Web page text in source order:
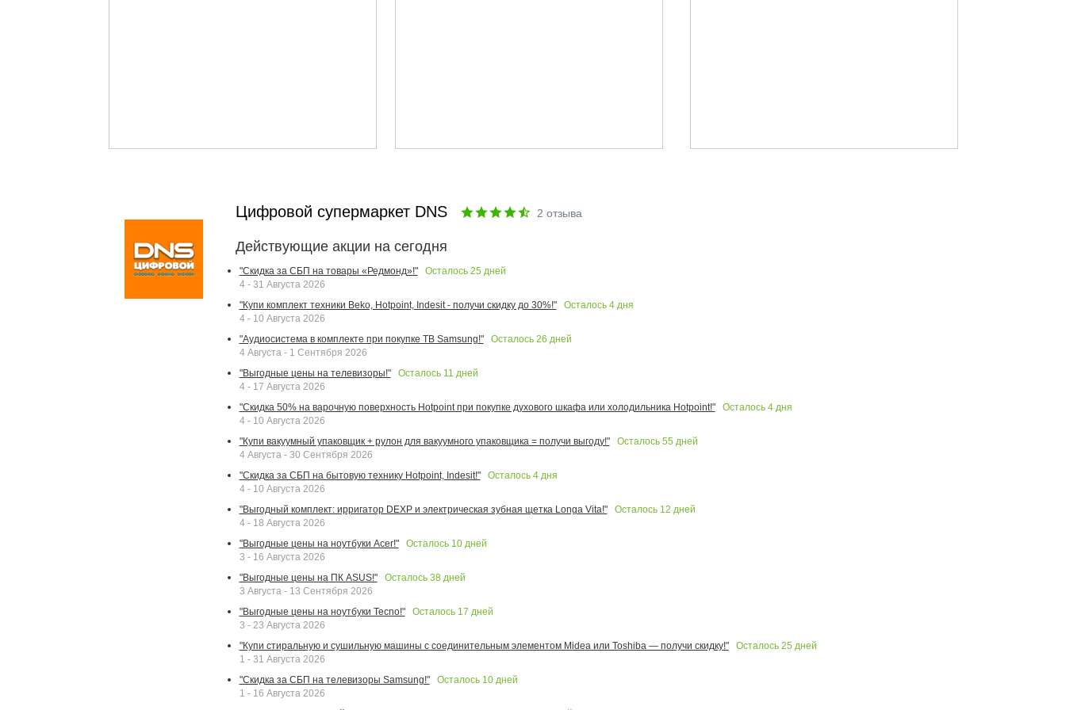
Цифровой супермаркет DNS 2 отзыва
Действующие акции на сегодня
"Скидка за СБП на товары «Редмонд»!" Осталось 25 дней
4 - 31 Августа 2026
"Купи комплект техники Beko, Hotpoint, Indesit - получи скидку до 30%!"
Осталось 4дня
4 - 10 Августа 2026
"Аудиосистема в комплекте при покупке ТВ Samsung!"
Осталось 26 дней
4 Августа - 1 Сентября 2026
"Выгодные цены на телевизоры!"
Осталось 11 дней
4 - 17 Августа 2026
"Скидка 50% на варочную поверхность Hotpoint при покупке духового шкафа или холодильника Hotpoint!"
Осталось 4дня
4 - 10 Августа 2026
"Купи вакуумный упаковщик + рулон для вакуумного упаковщика = получи выгоду!"
Осталось 55 дней
4 Августа - 30 Сентября 2026
"Скидка за СБП на бытовую технику Hotpoint, Indesit!"
Осталось 4дня
4 - 10 Августа 2026
"Выгодный комплект: ирригатор DEXP и электрическая зубная щетка Longa Vita!"
Осталось 12 дней
4 - 18 Августа 2026
"Выгодные цены на ноутбуки Acer!"
Осталось 10дней
3 - 16 Августа 2026
"Выгодные цены на ПК ASUS!"
Осталось 38дней
3 Августа - 13 Сентября 2026
"Выгодные цены на ноутбуки Tecno!"
Осталось 17 дней
3 - 23 Августа 2026
"Купи стиральную и сушильную машины с соединительным элементом Midea или Toshiba — получи скидку!"
Осталось 25 дней
1 - 31 Августа 2026
"Скидка за СБП на телевизоры Samsung!"
Осталось 10дней
1 - 16 Августа 2026